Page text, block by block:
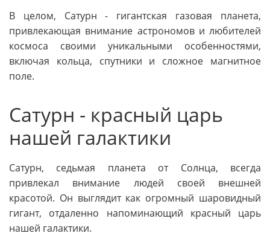
В целом, Сатурн - гигантская газовая планета,
привлекающая внимание астрономов и любителей
космоса своими уникальными особенностями,
включая кольца, спутники и сложное магнитное
поле.
Сатурн - красный царь
нашей галактики
Сатурн, седьмая планета от Солнца, всегда
привлекал внимание людей своей внешней
красотой. Он выглядит как огромный шаровидный
гигант, отдаленно напоминающий красный царь
нашей галактики.